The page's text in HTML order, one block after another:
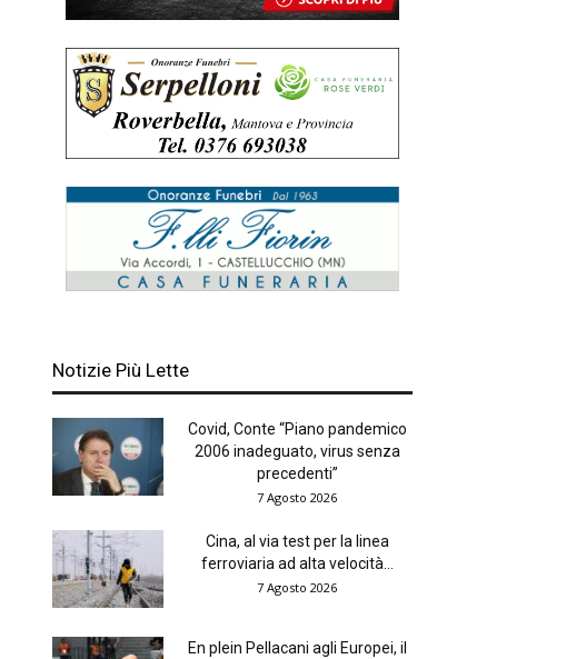
Notizie Più Lette
Covid, Conte “Piano pandemico
2006 inadeguato, virus senza
precedenti”
7 Agosto 2026
Cina, al via test per la linea
ferroviaria ad alta velocità...
7 Agosto 2026
En plein Pellacani agli Europei, il